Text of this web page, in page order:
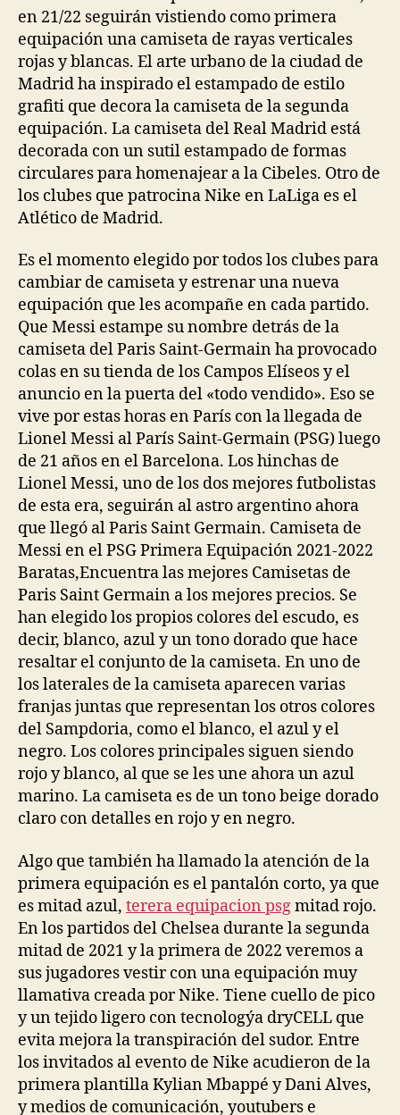
en 21/22 seguirán vistiendo como primera
equipación una camiseta de rayas verticales
rojas y blancas. El arte urbano de la ciudad de
Madrid ha inspirado el estampado de estilo
grafiti que decora la camiseta de la segunda
equipación. La camiseta del Real Madrid está
decorada con un sutil estampado de formas
circulares para homenajear a la Cibeles. Otro de
los clubes que patrocina Nike en LaLiga es el
Atlético de Madrid.
Es el momento elegido por todos los clubes para
cambiar de camiseta y estrenar una nueva
equipación que les acompañe en cada partido.
Que Messi estampe su nombre detrás de la
camiseta del Paris Saint-Germain ha provocado
colas en su tienda de los Campos Elíseos y el
anuncio en la puerta del «todo vendido». Eso se
vive por estas horas en París con la llegada de
Lionel Messi al París Saint-Germain (PSG) luego
de 21 años en el Barcelona. Los hinchas de
Lionel Messi, uno de los dos mejores futbolistas
de esta era, seguirán al astro argentino ahora
que llegó al Paris Saint Germain. Camiseta de
Messi en el PSG Primera Equipación 2021-2022
Baratas,Encuentra las mejores Camisetas de
Paris Saint Germain a los mejores precios. Se
han elegido los propios colores del escudo, es
decir, blanco, azul y un tono dorado que hace
resaltar el conjunto de la camiseta. En uno de
los laterales de la camiseta aparecen varias
franjas juntas que representan los otros colores
del Sampdoria, como el blanco, el azul y el
negro. Los colores principales siguen siendo
rojo y blanco, al que se les une ahora un azul
marino. La camiseta es de un tono beige dorado
claro con detalles en rojo y en negro.
Algo que también ha llamado la atención de la
primera equipación es el pantalón corto, ya que
es mitad azul, terera equipacion psgmitad rojo.
En los partidos del Chelsea durante la segunda
mitad de 2021 y la primera de 2022 veremos a
sus jugadores vestir con una equipación muy
llamativa creada por Nike. Tiene cuello de pico
y un tejido ligero con tecnologýa dryCELL que
evita mejora la transpiración del sudor. Entre
los invitados al evento de Nike acudieron de la
primera plantilla Kylian Mbappé y Dani Alves,
y medios de comunicación, youtubers e